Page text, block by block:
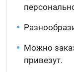
Можно
привезут.